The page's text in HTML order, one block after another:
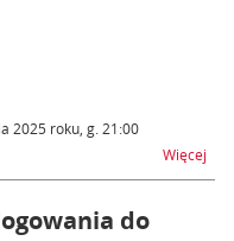
2025 roku, g. 21:00
Więcej
do